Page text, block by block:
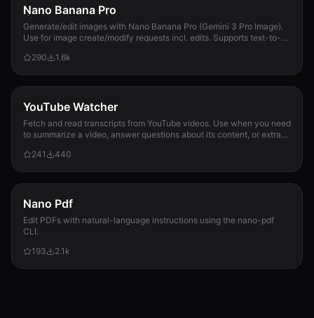
Nano Banana Pro
Generate/edit images with Nano Banana Pro (Gemini 3 Pro Image).
Use for image create/modify requests incl. edits. Supports text-to-
290
1.6k
YouTube Watcher
Fetch and read transcripts from YouTube videos. Use when you need
to summarize a video, answer questions about its content, or extract
241
440
Nano Pdf
Edit PDFs with natural-language instructions using the nano-pdf
CLI.
193
2.1k